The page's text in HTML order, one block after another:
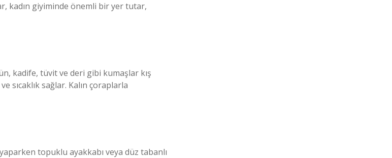
kadın giyiminde önemli bir yer tutar,
kadife, tüvit ve deri gibi kumaşlar kış
sıcaklık sağlar. Kalın çoraplarla
topuklu ayakkabı veya düz tabanlı